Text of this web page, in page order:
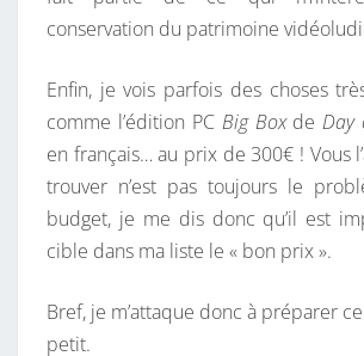
conservation du patrimoine
Enfin, je vois parfois des choses
comme l’édition PC Big BoxdeDay
en français… au prix de 300€ ! Vous
trouver n’est pas toujours le
budget, je me dis donc qu’il est
cible dans ma liste le « bon prix ».
Bref, je m’attaque donc à préparer
petit.